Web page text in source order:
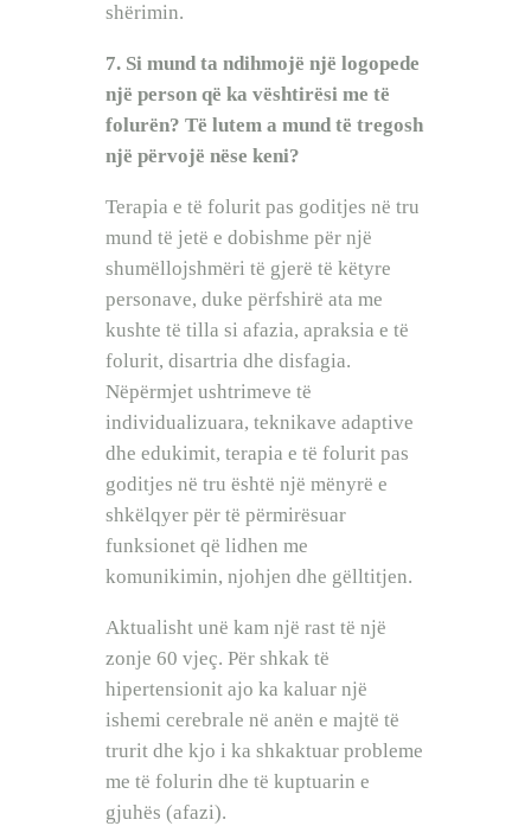
shërimin.
7. Si mund ta ndihmojë një logopede
një person që ka vështirësi me të
folurën? Të lutem a mund të tregosh
një përvojë nëse keni?
Terapia e të folurit pas goditjes në tru
mund të jetë e dobishme për një
shumëllojshmëri të gjerë të këtyre
personave, duke përfshirë ata me
kushte të tilla si afazia, apraksia e të
folurit, disartria dhe disfagia.
Nëpërmjet ushtrimeve të
individualizuara, teknikave adaptive
dhe edukimit, terapia e të folurit pas
goditjes në tru është një mënyrë e
shkëlqyer për të përmirësuar
funksionet që lidhen me
komunikimin, njohjen dhe gëlltitjen.
Aktualisht unë kam një rast të një
zonje 60 vjeç. Për shkak të
hipertensionit ajo ka kaluar një
ishemi cerebrale në anën e majtë të
trurit dhe kjo i ka shkaktuar probleme
me të folurin dhe të kuptuarin e
gjuhës (afazi).